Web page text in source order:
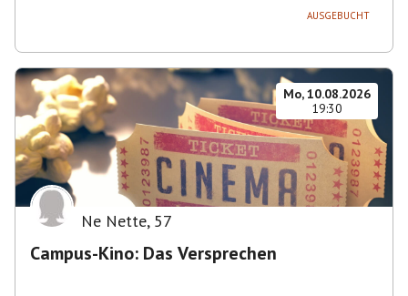
AUSGEBUCHT
Mo, 10.08.2026
19:30
Ne Nette, 57
Campus-Kino: Das Versprechen